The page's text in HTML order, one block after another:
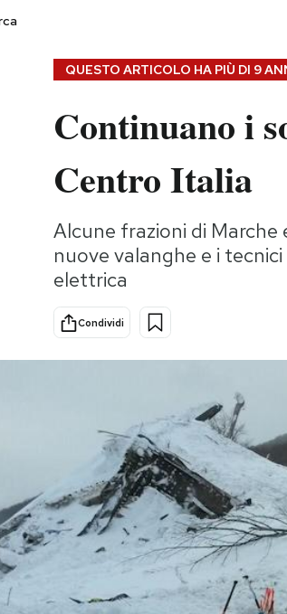
Storie/Idee
Ok Boomer!
Altrecose
Mondiali calcio 2026
QUESTO ARTICOLO HA PIÙ DI 9
Continuano i
Centro Italia
Alcune frazioni di Marche
nuove valanghe e i
elettrica
Condividi